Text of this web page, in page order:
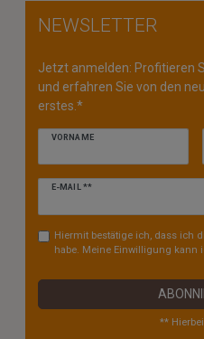
NEWSLETTER
Jetzt anmelden: Profitieren
und erfahren Sie von den
erstes.*
VORNAME
E-MAIL **
Newsletter
Hiermit bestätige ich, dass ich
habe. Meine Einwilligung kann
**